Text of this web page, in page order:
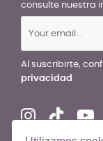
consulte nuestra
Al suscribirte,
privacidad